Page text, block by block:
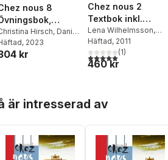
nous 8
2
Hirsch, Daniel
,Lena
, 2023
kr
Chez nous 2
Textbok inkl.
ljudfiler och
elevwebb
Lena Wilhelmsson,
Christina Hirsch
Hermansson
Häftad, 2011
5,0utav 5 stjärnor.
(1)
460 kr
är intresserad av